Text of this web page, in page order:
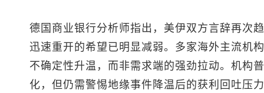
德国商业银行分析师指出，美伊双方言辞再次
迅速重开的希望已明显减弱。多家海外主流机
不确定性升温，而非需求端的强劲拉动。机构
化，但仍需警惕地缘事件降温后的获利回吐压